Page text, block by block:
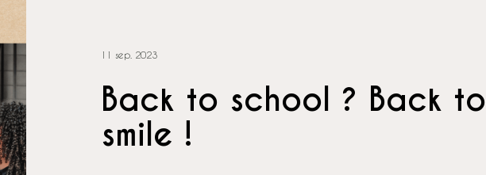
11 sep. 2023
Back to school ? Back to
smile !